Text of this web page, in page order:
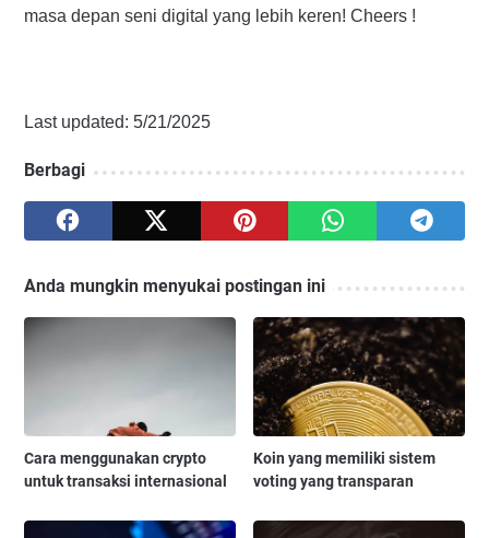
masa depan seni digital yang lebih keren! Cheers !
Last updated: 5/21/2025
Berbagi
Anda mungkin menyukai postingan ini
Cara menggunakan crypto
untuk transaksi internasional
Koin yang memiliki sistem
voting yang transparan